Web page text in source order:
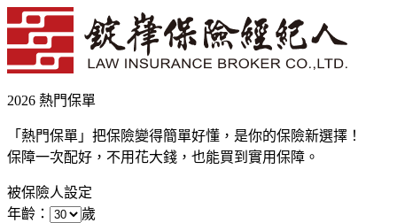
2026 熱門保單
「熱門保單」把保險變得簡單好懂，是你的保險新選擇！
保障一次配好，不用花大錢，也能買到實用保障。
被保險人設定
年齡：
歲